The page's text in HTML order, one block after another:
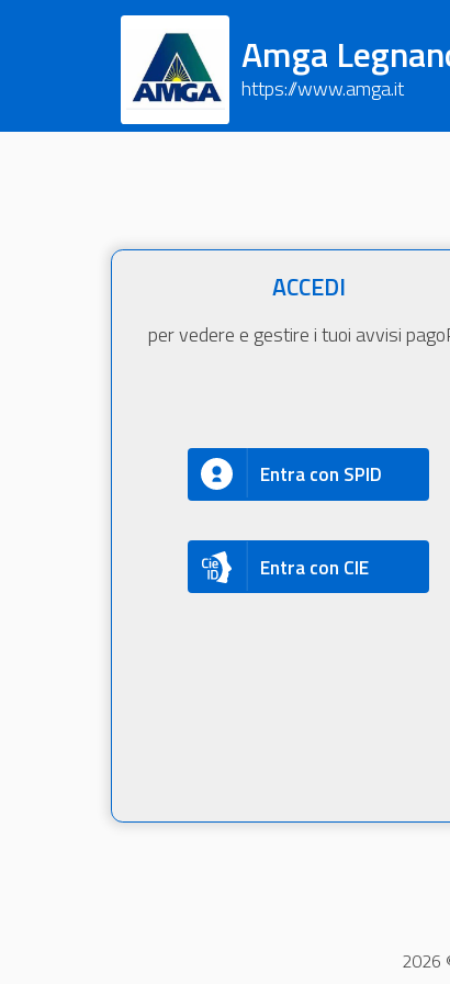
Amga
https://www.amga.it
ACCEDI
per vedere e gestire i tuoi avvisi
Entra con SPID
Entra con CIE
2026